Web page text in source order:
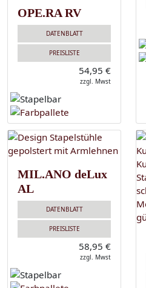
OPE.RA RV
DATENBLATT
PREISLISTE
54,95 €
zzgl. Mwst
MIL.ANO deLux
AL
DATENBLATT
PREISLISTE
58,95 €
zzgl. Mwst